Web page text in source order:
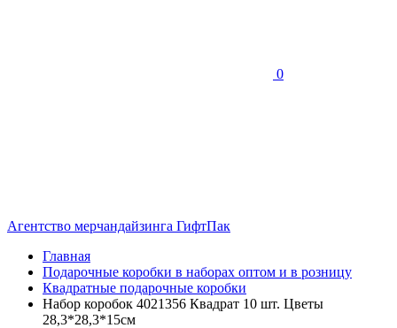
0
Агентство мерчандайзинга ГифтПак
Главная
Подарочные коробки в наборах оптом и в розницу
Квадратные подарочные коробки
Набор коробок 4021356 Квадрат 10 шт. Цветы
28,3*28,3*15см